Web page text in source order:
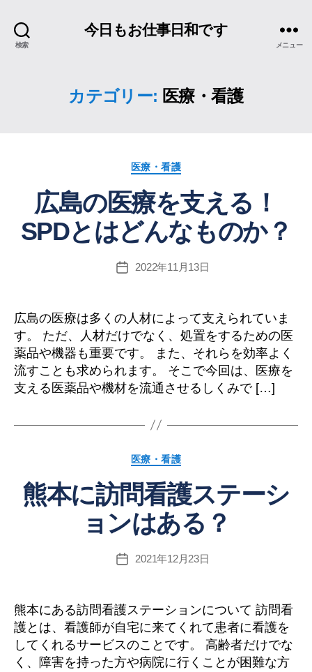
検索
今日もお仕事日和です
メニュー
カテゴリー: 医療・看護
カ
ゴ
リ
ー
医療・看護
広島の医療を支える！
SPDとはどんなものか？
投
2022年11月13日
広島の医療は多くの人材によって支えられていま
す。 ただ、人材だけでなく、処置をするための医
薬品や機器も重要です。 また、それらを効率よく
流すことも求められます。 そこで今回は、医療を
支える医薬品や機材を流通させるしくみで […]
カ
ゴ
リ
ー
医療・看護
熊本に訪問看護ステーシ
ョンはある？
投
2021年12月23日
熊本にある訪問看護ステーションについて 訪問看
護とは、看護師が自宅に来てくれて患者に看護を
してくれるサービスのことです。 高齢者だけでな
く、障害を持った方や病院に行くことが困難な方